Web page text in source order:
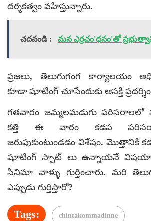
దర్శకత్వం వహిస్తున్నారు.
చదవండి : మన ఎర్రచం'ధనం'తో
ప్రజలు, తెలుగుగంగ కార్యాలయం
కూడా షూటింగ్ చూసేందుకు ఆసక్తి
గతవారం జమ్మలమడుగు పరిసరాలలో
కత్తి ఈ వారం కడప
జరుపుకుంటుండడం విశేషం.
షూటింగ్ స్పాట్ లు ఉన్నాయనే
సినిమా వాళ్ళు గుర్తించారు. మరి
ఎప్పుడు గుర్తిస్తారో?
Tags: chintakommadinne